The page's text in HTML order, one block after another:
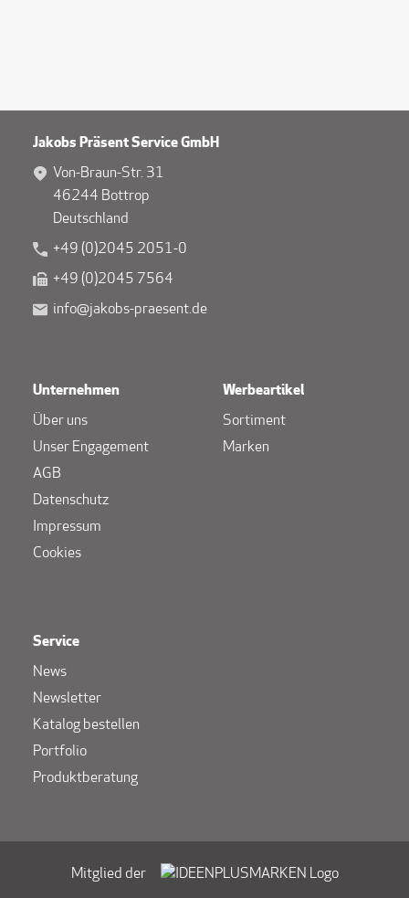
Jakobs Präsent Service GmbH
Von-Braun-Str. 31
46244 Bottrop
Deutschland
+49 (0)2045 2051-0
+49 (0)2045 7564
info@jakobs-praesent.de
Unternehmen
Über uns
Unser Engagement
AGB
Datenschutz
Impressum
Cookies
Werbeartikel
Sortiment
Marken
Service
News
Newsletter
Katalog bestellen
Portfolio
Produktberatung
Mitglied der